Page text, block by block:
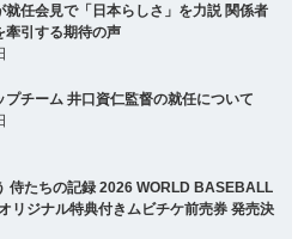
就任会見で「日本らしさ」を力説 関係者
牽引する期待の声
プチーム 井口資仁監督の就任について
侍たちの記録 2026 WORLD BASEBALL
リジナル特典付きムビチケ前売券 発売決